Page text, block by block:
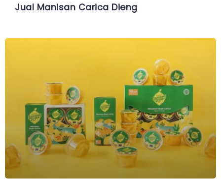
Jual Manisan Carica Dieng